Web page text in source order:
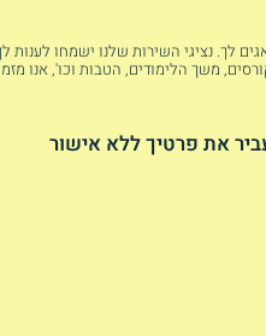
לך. נציגי השירות שלנו ישמחו
משך הלימודים, הטבות וכו', אנו
את פרטיך ללא אישור